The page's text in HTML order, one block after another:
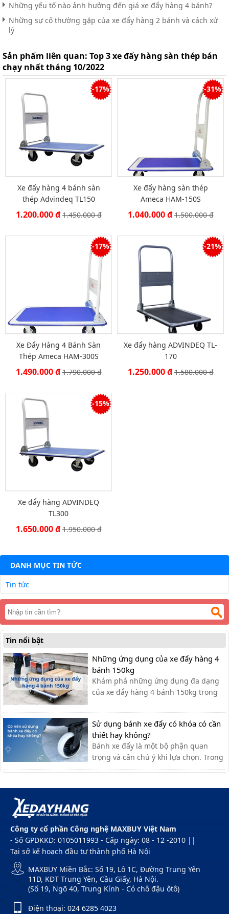
Những yếu tố nào ảnh hưởng đến giá xe đẩy hàng 4 bánh?
Những sự cố thường gặp của xe đẩy hàng 2 bánh và cách xử
lý
Sản phẩm liên quan: Top 3 xe đẩy hàng sàn thép bán
chạy nhất tháng 10/2022
-17%
Xe đẩy hàng 4 bánh sàn
thép Advindeq TL150
1.200.000 đ1.450.000 đ
-31%
Xe đẩy hàng sàn thép
Ameca HAM-150S
1.040.000 đ1.500.000 đ
-17%
Xe Đẩy Hàng 4 Bánh Sàn
Thép Ameca HAM-300S
1.490.000 đ1.790.000 đ
-21%
Xe đẩy hàng ADVINDEQ TL-
170
1.250.000 đ1.580.000 đ
-15%
Xe đẩy hàng ADVINDEQ
TL300
1.650.000 đ1.950.000 đ
DANH MỤC TIN TỨC
Tin tức
Tin nổi bật
Những ứng dụng của xe đẩy hàng 4
bánh 150kg
Khám phá những ứng dụng đa dạng
của xe đẩy hàng 4 bánh 150kg trong
dựng, gia đình,...giúp tiết kiệm sức lao
động!
Sử dụng bánh xe đẩy có khóa có cần
thiết hay không?
Bánh xe đẩy là một bộ phận quan
trọng và cần chú ý khi lựa chọn. Trong
một số trường hợp, bạn sẽ cần sử
dụng thêm an toàn.
Công ty cổ phần Công nghệ MAXBUY Việt Nam
- Số GPDKKD: 0105011993 - Cấp ngày: 08 - 12 -2010 ||
Tại sở kế hoạch đầu tư thành phố Hà Nội
MAXBUY Miền Bắc: Số 19, Lô 1C, Đường Trung Yên
11D, KĐT Trung Yên, Cầu Giấy, Hà Nội.
(Số 19, Ngõ 40, Trung Kính - Có chỗ đậu ôtô)
Điện thoại: 024 6285 4023